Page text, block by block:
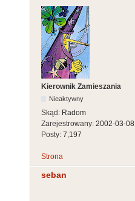
Kierownik Zamieszania
Nieaktywny
Skąd: Radom
Zarejestrowany: 2002-03-08
Posty: 7,197
Strona
seban